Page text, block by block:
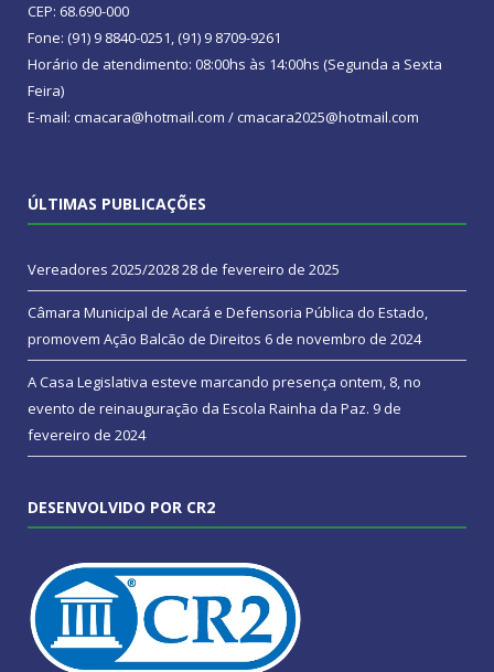
CEP: 68.690-000
Fone: (91) 9 8840-0251, (91) 9 8709-9261
Horário de atendimento: 08:00hs às 14:00hs (Segunda a Sexta
Feira)
E-mail: cmacara@hotmail.com / cmacara2025@hotmail.com
ÚLTIMAS PUBLICAÇÕES
Vereadores 2025/202828 de fevereiro de 2025
Câmara Municipal de Acará e Defensoria Pública do Estado,
promovem Ação Balcão de Direitos 6 de novembro de 2024
A Casa Legislativa esteve marcando presença ontem, 8, no
evento de reinauguração da Escola Rainha da Paz. 9 de
fevereiro de 2024
DESENVOLVIDO POR CR2